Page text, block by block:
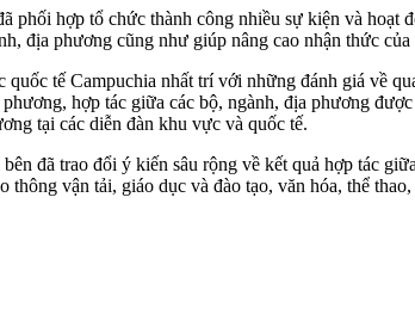
phối hợp tổ chức thành công nhiều sự kiện và
địa phương cũng như giúp nâng cao nhận thức
tế Campuchia nhất trí với những đánh giá về
hợp tác giữa các bộ, ngành, địa phương
tại các diễn đàn khu vực và quốc tế.
đã trao đổi ý kiến sâu rộng về kết quả hợp tác
vận tải, giáo dục và đào tạo, văn hóa, thể